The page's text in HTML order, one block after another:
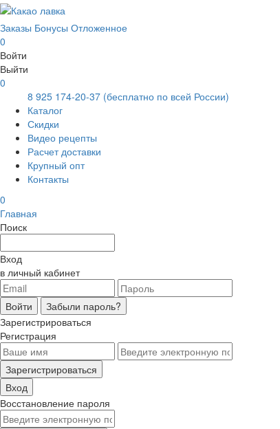
Заказы Бонусы Отложенное
0
Войти
Выйти
0
8 925 174-20-37 (бесплатно по всей России)
Каталог
Скидки
Видео рецепты
Расчет доставки
Крупный опт
Контакты
0
Главная
Поиск
Вход
в личный кабинет
Войти
Забыли пароль?
Зарегистрироваться
Регистрация
Зарегистрироваться
Вход
Восстановление пароля